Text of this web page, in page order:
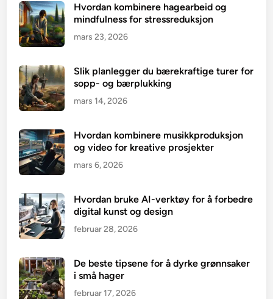
Hvordan kombinere hagearbeid og
mindfulness for stressreduksjon
mars 23, 2026
Slik planlegger du bærekraftige turer for
sopp- og bærplukking
mars 14, 2026
Hvordan kombinere musikkproduksjon
og video for kreative prosjekter
mars 6, 2026
Hvordan bruke AI-verktøy for å forbedre
digital kunst og design
februar 28, 2026
De beste tipsene for å dyrke grønnsaker
i små hager
februar 17, 2026